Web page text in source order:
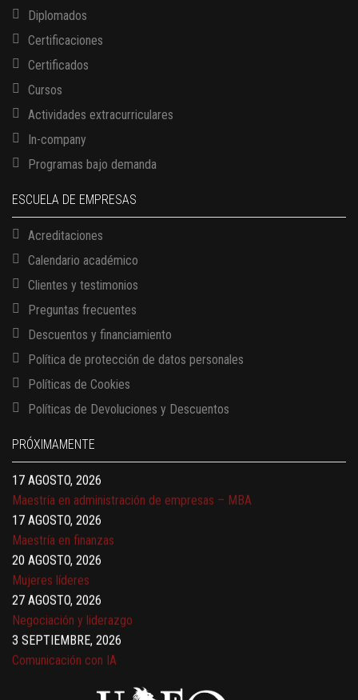
Diplomados
Certificaciones
Certificados
Cursos
Actividades extracurriculares
In-company
Programas bajo demanda
ESCUELA DE EMPRESAS
Acreditaciones
Calendario académico
Clientes y testimonios
Preguntas frecuentes
Descuentos y financiamiento
Política de protección de datos personales
Políticas de Cookies
Políticas de Devoluciones y Descuentos
PRÓXIMAMENTE
13 AGOSTO, 2026
Finanzas para no financieros
Gerencia de empresas familiares
17 AGOSTO, 2026
Maestría en administración de empresas – MBA
17 AGOSTO, 2026
Maestría en finanzas
20 AGOSTO, 2026
Mujeres líderes
27 AGOSTO, 2026
Negociación y liderazgo
3 SEPTIEMBRE, 2026
Comunicación con IA
7 SEPTIEMBRE, 2026